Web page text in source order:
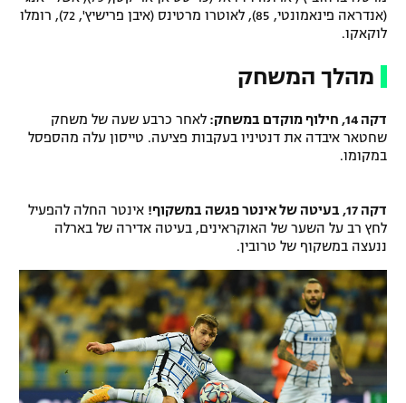
(אנדראה פינאמונטי, 85), לאוטרו מרטינס (איבן פרישיץ', 72), רומלו
לוקאקו.
מהלך המשחק
דקה 14, חילוף מוקדם במשחק:
לאחר כרבע שעה של משחק
שחטאר איבדה את דנטיניו בעקבות פציעה. טייסון עלה מהספסל
במקומו.
דקה 17, בעיטה של אינטר פגשה במשקוף!
אינטר החלה להפעיל
לחץ רב על השער של האוקראינים, בעיטה אדירה של בארלה
ננעצה במשקוף של טרובין.